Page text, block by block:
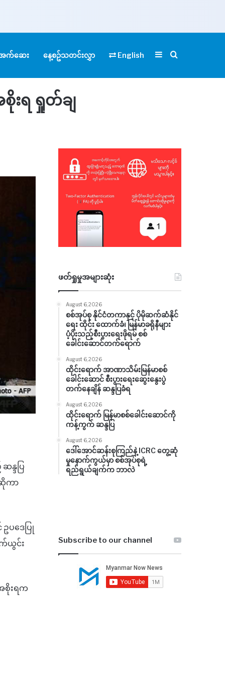
က်ဆေး နေ့စဥ်သတင်းလွှာ English SidebarSearch for
းရ ရှုတ်ချ
ဒပြ
ကာ
ပဒေပြု
က်ယွင်း
စိုးရက
ဖတ်ရှုမှုအများဆုံး
August 6, 2026
စစ်အုပ်စု နိုင်ငံတကာနှင့် ပိုမိုဆက်ဆံနိုင်
ရေး ထိုင်း ထောက်ခံ၊ မြန်မာခရိုနီများ
ပံ့ပိုးသည့်စီးပွားရေးဖိုရမ် စစ်
ခေါင်းဆောင်တက်ရောက်
August 6, 2026
ထိုင်းရောက် အာဏာသိမ်းမြန်မာစစ်
ခေါင်းဆောင် စီးပွားရေးဆွေးနွေးပွဲ
တက်နေချိန် ဆန္ဒပြခံရ
August 6, 2026
ထိုင်းရောက် မြန်မာစစ်ခေါင်းဆောင်ကို
ကန့်ကွက် ဆန္ဒပြ
August 6, 2026
ဒေါ်အောင်ဆန်းစုကြည်နဲ့ ICRC တွေ့ဆုံ
မှုနောက်ကွယ်မှာ စစ်အုပ်စုရဲ့
ရည်ရွယ်ချက်က ဘာလဲ
Subscribe to our channel